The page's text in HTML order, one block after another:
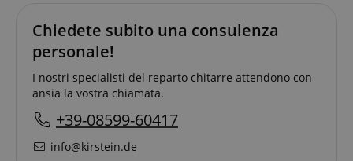
Chiedete subito una consulenza
personale!
I nostri specialisti del reparto chitarre attendono con
ansia la vostra chiamata.
+39-08599-60417
info@kirstein.de